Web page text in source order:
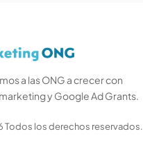
a las ONG a crecer con
y Google Ad Grants.
Todos los derechos reservados.